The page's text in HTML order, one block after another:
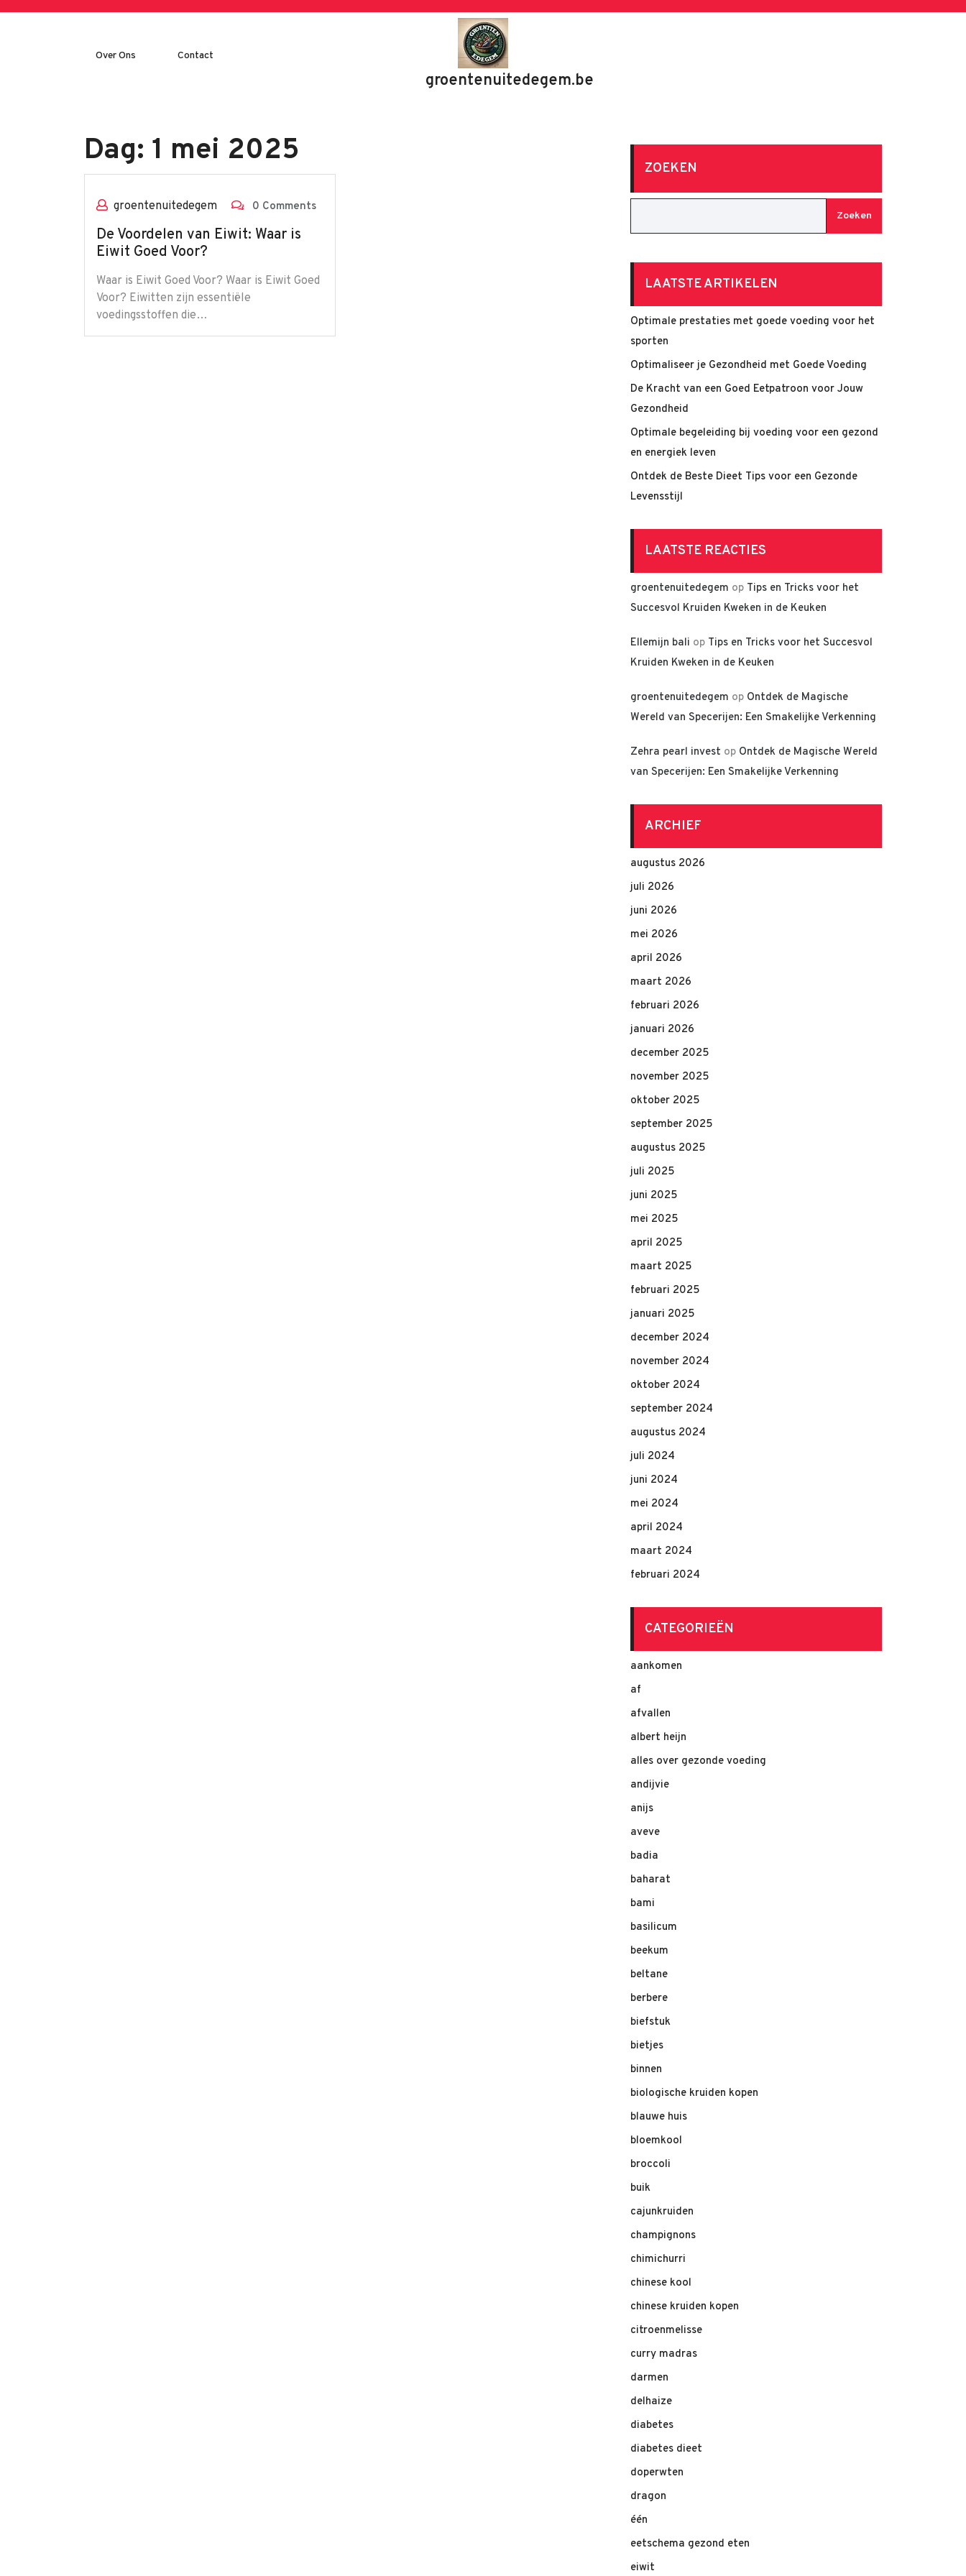
Over Ons Contact
groentenuitedegem.be
Dag: 1 mei 2025
groentenuitedegem 0 Comments
De Voordelen van Eiwit: Waar is
Eiwit Goed Voor?
Waar is Eiwit Goed Voor? Waar is Eiwit Goed
Voor? Eiwitten zijn essentiële
voedingsstoffen die…
ZOEKEN
Zoeken
LAATSTE ARTIKELEN
Optimale prestaties met goede voeding voor het
sporten
Optimaliseer je Gezondheid met Goede Voeding
De Kracht van een Goed Eetpatroon voor Jouw
Gezondheid
Optimale begeleiding bij voeding voor een gezond
en energiek leven
Ontdek de Beste Dieet Tips voor een Gezonde
Levensstijl
LAATSTE REACTIES
groentenuitedegem op Tips en Tricks voor het
Succesvol Kruiden Kweken in de Keuken
Ellemijn bali op Tips en Tricks voor het Succesvol
Kruiden Kweken in de Keuken
groentenuitedegem op Ontdek de Magische
Wereld van Specerijen: Een Smakelijke Verkenning
Zehra pearl invest op Ontdek de Magische Wereld
van Specerijen: Een Smakelijke Verkenning
ARCHIEF
augustus 2026
juli 2026
juni 2026
mei 2026
april 2026
maart 2026
februari 2026
januari 2026
december 2025
november 2025
oktober 2025
september 2025
augustus 2025
juli 2025
juni 2025
mei 2025
april 2025
maart 2025
februari 2025
januari 2025
december 2024
november 2024
oktober 2024
september 2024
augustus 2024
juli 2024
juni 2024
mei 2024
april 2024
maart 2024
februari 2024
CATEGORIEËN
aankomen
af
afvallen
albert heijn
alles over gezonde voeding
andijvie
anijs
aveve
badia
baharat
bami
basilicum
beekum
beltane
berbere
biefstuk
bietjes
binnen
biologische kruiden kopen
blauwe huis
bloemkool
broccoli
buik
cajunkruiden
champignons
chimichurri
chinese kool
chinese kruiden kopen
citroenmelisse
curry madras
darmen
delhaize
diabetes
diabetes dieet
doperwten
dragon
één
eetschema gezond eten
eiwit